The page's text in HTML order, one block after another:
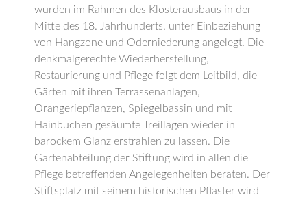
wurden im Rahmen des Klosterausbaus in der
Mitte des 18. Jahrhunderts. unter Einbeziehung
von Hangzone und Oderniederung angelegt. Die
denkmalgerechte Wiederherstellung,
Restaurierung und Pflege folgt dem Leitbild, die
Gärten mit ihren Terrassenanlagen,
Orangeriepflanzen, Spiegelbassin und mit
Hainbuchen gesäumte Treillagen wieder in
barockem Glanz erstrahlen zu lassen. Die
Gartenabteilung der Stiftung wird in allen die
Pflege betreffenden Angelegenheiten beraten. Der
Stiftsplatz mit seinem historischen Pflaster wird